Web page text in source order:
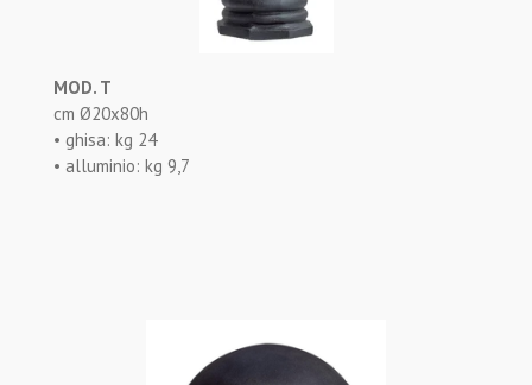
MOD. T
cm Ø20x80h
• ghisa: kg 24
• alluminio: kg 9,7